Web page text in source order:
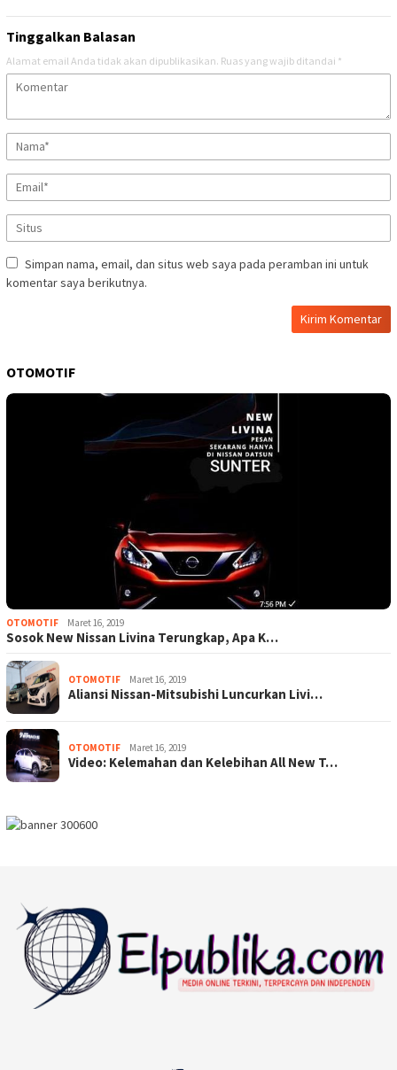
Tinggalkan Balasan
Alamat email Anda tidak akan dipublikasikan. Ruas yang wajib ditandai *
Simpan nama, email, dan situs web saya pada peramban ini untuk
komentar saya berikutnya.
OTOMOTIF
OTOMOTIF Maret 16, 2019
Sosok New Nissan Livina Terungkap, Apa K…
OTOMOTIF Maret 16, 2019
Aliansi Nissan-Mitsubishi Luncurkan Livi…
OTOMOTIF Maret 16, 2019
Video: Kelemahan dan Kelebihan All New T…